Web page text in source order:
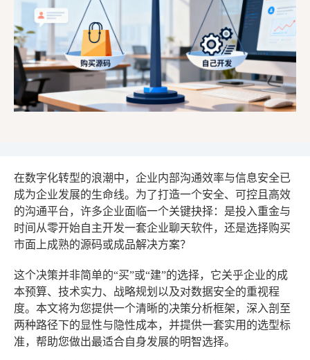
在数字化转型的浪潮中，企业内部沟通效率与信息安全已
成为企业发展的生命线。为了打造一个安全、可控且高效
的沟通平台，许多企业面临一个关键抉择：是投入重金与
时间从零开始自主开发一套企业聊天软件，还是选择购买
市面上成熟的源码或成品解决方案？
这个决策并非简单的“买”或“建”的选择，它关乎企业的成
本预算、技术实力、战略规划以及对数据安全的重视程
度。本文将为您提供一个清晰的决策分析框架，深入剖至
两种路径下的显性与隐性成本，并提供一套实用的选型标
准，帮助您做出最适合自身发展的明智选择。